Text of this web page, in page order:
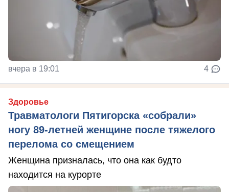
вчера в 19:01 4
Здоровье
Травматологи Пятигорска «собрали»
ногу 89-летней женщине после тяжелого
перелома со смещением
Женщина призналась, что она как будто
находится на курорте